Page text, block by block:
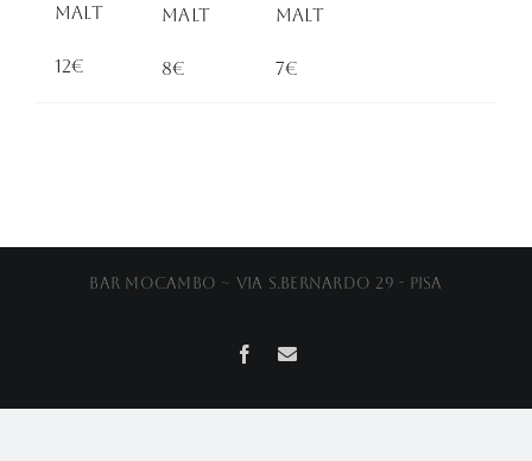
Malt
12€
Malt
8€
Malt
7€
Bar Mocambo ~ Via S.Bernardo 29 - Pisa
Facebook
Email